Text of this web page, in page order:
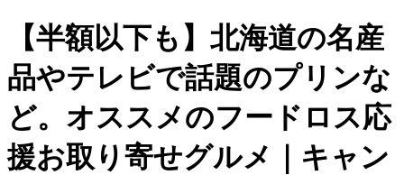
【半額以下も】北海道の名産
品やテレビで話題のプリンな
ど。オススメのフードロス応
援お取り寄せグルメ｜キャン